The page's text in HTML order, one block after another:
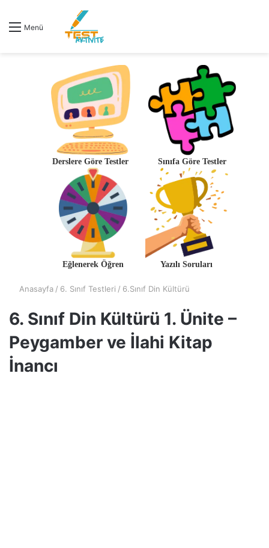
Menü
Derslere Göre Testler Sınıfa Göre Testler
Eğlenerek Öğren Yazılı Soruları
Anasayfa / 6. Sınıf Testleri / 6.Sınıf Din Kültürü
6. Sınıf Din Kültürü 1. Ünite –
Peygamber ve İlahi Kitap
İnancı